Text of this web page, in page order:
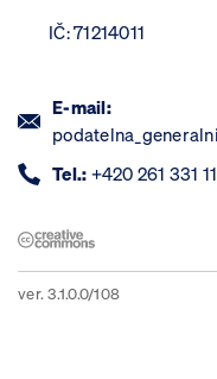
IČ: 71214011
E-mail:
Tel.: +420 261 331
ver. 3.1.0.0/108